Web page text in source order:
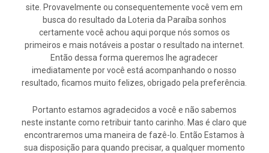
site. Provavelmente ou consequentemente você vem em
busca do resultado da Loteria da Paraíba sonhos
certamente você achou aqui porque nós somos os
primeiros e mais notáveis a postar o resultado na internet.
Então dessa forma queremos lhe agradecer
imediatamente por você está acompanhando o nosso
resultado, ficamos muito felizes, obrigado pela preferência.
Portanto estamos agradecidos a você e não sabemos
neste instante como retribuir tanto carinho. Mas é claro que
encontraremos uma maneira de fazê-lo. Então Estamos à
sua disposição para quando precisar, a qualquer momento